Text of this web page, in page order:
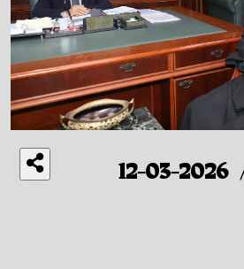
2026-03-12